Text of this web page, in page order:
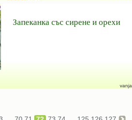
Запеканка със сирене и орехи
vanja